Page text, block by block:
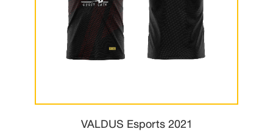
VALDUS Esports 2021